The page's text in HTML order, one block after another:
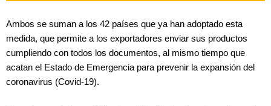
Ambos se suman a los 42 países que ya han adoptado esta
medida, que permite a los exportadores enviar sus productos
cumpliendo con todos los documentos, al mismo tiempo que
acatan el Estado de Emergencia para prevenir la expansión del
coronavirus (Covid-19).